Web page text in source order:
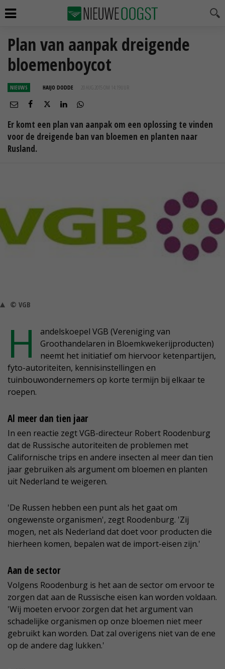
Plan van aanpak dreigende
bloemenboycot
NIEUWS HAIJO DODDE 20 AUG 2015 OM 14:19
Er komt een plan van aanpak om een oplossing te vinden
voor de dreigende ban van bloemen en planten naar
Rusland.
© VGB
H
andelskoepel VGB (Vereniging van
Groothandelaren in Bloemkwekerijproducten)
neemt het initiatief om hiervoor ketenpartijen,
fyto-autoriteiten, kennisinstellingen en
tuinbouwondernemers op korte termijn bij elkaar te
roepen.
Al meer dan tien jaar
In een reactie zegt VGB-directeur Robert Roodenburg
dat de Russische autoriteiten de problemen met
Californische trips en andere insecten al meer dan tien
jaar gebruiken als argument om bloemen en planten
uit Nederland te weigeren.
'De Russen hebben een punt als het gaat om
ongewenste organismen', zegt Roodenburg. 'Zij
mogen, net als Nederland dat doet voor producten die
hierheen komen, bepalen wat de import-eisen zijn.'
Aan de sector
Volgens Roodenburg is het aan de sector om ervoor te
zorgen dat aan de Russische eisen kan worden voldaan.
'Wij moeten ervoor zorgen dat het argument van
schadelijke organismen op onze bloemen niet meer
gebruikt kan worden. Dat zal overigens niet van de ene
op de andere dag lukken.'